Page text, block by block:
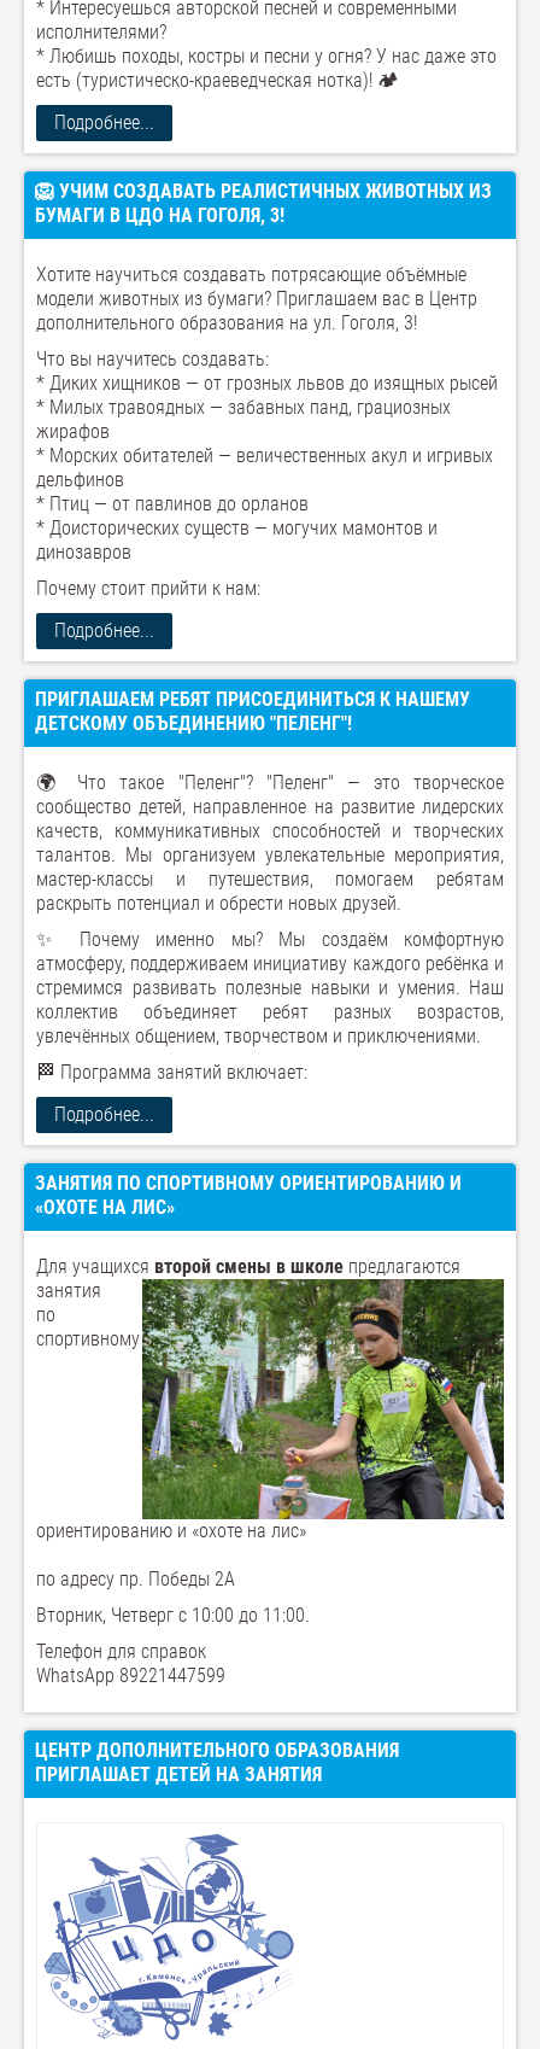
* Интересуешься авторской песней и современными
исполнителями?
* Любишь походы, костры и песни у огня? У нас даже это
есть (туристическо-краеведческая нотка)! 🏕️
Подробнее...
🦁 УЧИМ СОЗДАВАТЬ РЕАЛИСТИЧНЫХ ЖИВОТНЫХ ИЗ
БУМАГИ В ЦДО НА ГОГОЛЯ, 3!
Хотите научиться создавать потрясающие объёмные
модели животных из бумаги? Приглашаем вас в Центр
дополнительного образования на ул. Гоголя, 3!
Что вы научитесь создавать:
* Диких хищников — от грозных львов до изящных рысей
* Милых травоядных — забавных панд, грациозных
жирафов
* Морских обитателей — величественных акул и игривых
дельфинов
* Птиц — от павлинов до орланов
* Доисторических существ — могучих мамонтов и
динозавров
Почему стоит прийти к нам:
Подробнее...
ПРИГЛАШАЕМ РЕБЯТ ПРИСОЕДИНИТЬСЯ К НАШЕМУ
ДЕТСКОМУ ОБЪЕДИНЕНИЮ "ПЕЛЕНГ"!
🌍 Что такое "Пеленг"? "Пеленг" — это творческое
сообщество детей, направленное на развитие лидерских
качеств, коммуникативных способностей и творческих
талантов. Мы организуем увлекательные мероприятия,
мастер-классы и путешествия, помогаем ребятам
раскрыть потенциал и обрести новых друзей.
✨ Почему именно мы? Мы создаём комфортную
атмосферу, поддерживаем инициативу каждого ребёнка и
стремимся развивать полезные навыки и умения. Наш
коллектив объединяет ребят разных возрастов,
увлечённых общением, творчеством и приключениями.
🏁 Программа занятий включает:
Подробнее...
ЗАНЯТИЯ ПО СПОРТИВНОМУ ОРИЕНТИРОВАНИЮ И
«ОХОТЕ НА ЛИС»
Для учащихся второй смены в школе предлагаются
занятия
по
спортивному
ориентированию и «охоте на лис»
по адресу пр. Победы 2А
Вторник, Четверг с 10:00 до 11:00.
Телефон для справок
WhatsApp 89221447599
ЦЕНТР ДОПОЛНИТЕЛЬНОГО ОБРАЗОВАНИЯ
ПРИГЛАШАЕТ ДЕТЕЙ НА ЗАНЯТИЯ